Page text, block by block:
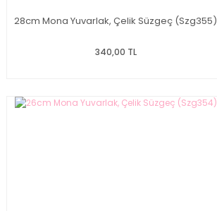
28cm Mona Yuvarlak, Çelik Süzgeç (Szg355)
340,00 TL